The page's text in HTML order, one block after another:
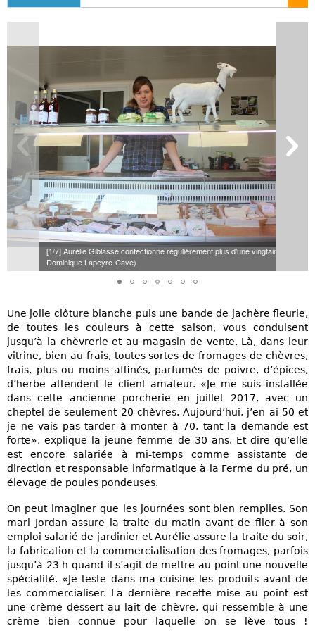
[1/7] Aurélie Giblasse confectionne régulièrement plus d’une vingtaine de
Dominique Lapeyre-Cave)
Une jolie clôture blanche puis une bande de jachère fleurie,
de toutes les couleurs à cette saison, vous conduisent
jusqu’à la chèvrerie et au magasin de vente. Là, dans leur
vitrine, bien au frais, toutes sortes de fromages de chèvres,
frais, plus ou moins affinés, parfumés de poivre, d’épices,
d’herbe attendent le client amateur. «Je me suis installée
dans cette ancienne porcherie en juillet 2017, avec un
cheptel de seulement 20 chèvres. Aujourd’hui, j’en ai 50 et
je ne vais pas tarder à monter à 70, tant la demande est
forte», explique la jeune femme de 30 ans. Et dire qu’elle
est encore salariée à mi-temps comme assistante de
direction et responsable informatique à la Ferme du pré, un
élevage de poules pondeuses.
On peut imaginer que les journées sont bien remplies. Son
mari Jordan assure la traite du matin avant de filer à son
emploi salarié de jardinier et Aurélie assure la traite du soir,
la fabrication et la commercialisation des fromages, parfois
jusqu’à 23 h quand il s’agit de mettre au point une nouvelle
spécialité. «Je teste dans ma cuisine les produits avant de
les commercialiser. La dernière recette mise au point est
une crème dessert au lait de chèvre, qui ressemble à une
crème bien connue pour laquelle on se lève tous !